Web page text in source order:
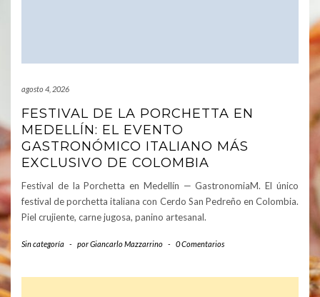
agosto 4, 2026
FESTIVAL DE LA PORCHETTA EN
MEDELLÍN: EL EVENTO
GASTRONÓMICO ITALIANO MÁS
EXCLUSIVO DE COLOMBIA
Festival de la Porchetta en Medellín — GastronomiaM. El único
festival de porchetta italiana con Cerdo San Pedreño en Colombia.
Piel crujiente, carne jugosa, panino artesanal.
Sin categoría - porGiancarlo Mazzarrino - 0 Comentarios